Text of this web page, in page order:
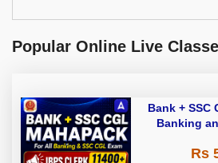
Popular Online Live
Bank + SSC
Banking
Rs